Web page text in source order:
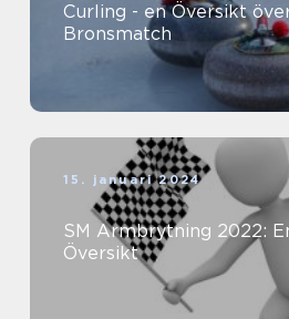
Curling - en Översikt
Bronsmatch
15. januari 2024
SM Armbrytning 2022:
Översikt